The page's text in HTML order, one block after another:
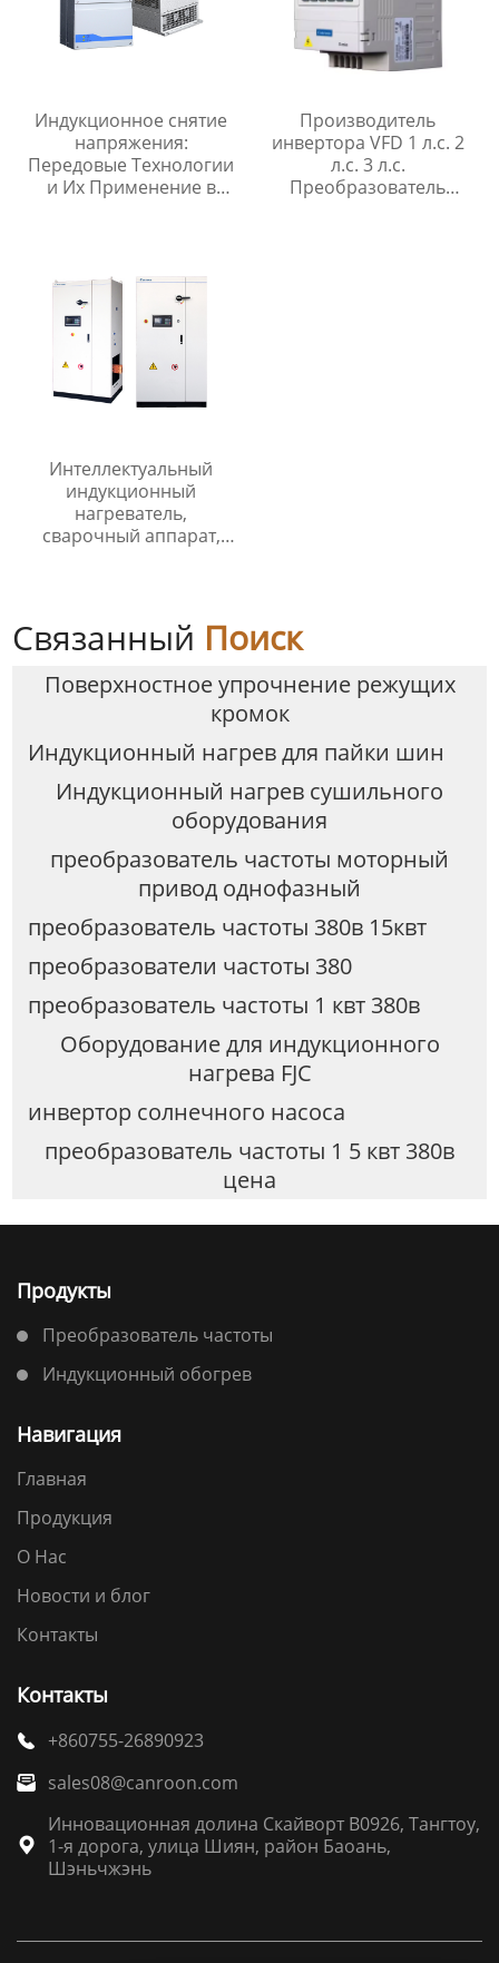
Индукционное снятие
напряжения:
Передовые Технологии
и Их Применение в
Производитель
инвертора VFD 1 л.с. 2
л.с. 3 л.с.
Преобразователь
Интеллектуальный
индукционный
нагреватель,
сварочный аппарат,
Связанный Поиск
Поверхностное упрочнение режущих
кромок
Индукционный нагрев для пайки шин
Индукционный нагрев сушильного
оборудования
преобразователь частоты моторный
привод однофазный
преобразователь частоты 380в 15квт
преобразователи частоты 380
преобразователь частоты 1 квт 380в
Оборудование для индукционного
нагрева FJC
инвертор солнечного насоса
преобразователь частоты 1 5 квт 380в
цена
Продукты
Преобразователь частоты
Индукционный обогрев
Навигация
Главная
Продукция
О Нас
Новости и блог
Контакты
Контакты
 +860755-26890923
 sales08@canroon.com

Инновационная долина Скайворт B0926, Тангтоу,
1-я дорога, улица Шиян, район Баоань,
Шэньчжэнь